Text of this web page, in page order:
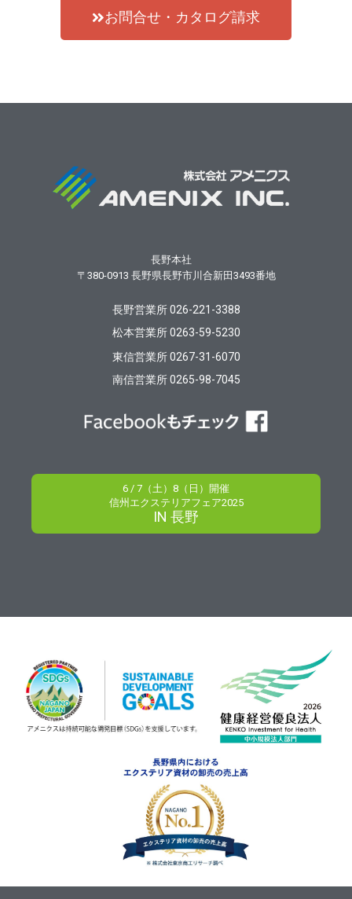
お問合せ・カタログ請求
長野本社
〒380-0913 長野県長野市川合新田3493番地
長野営業所 026-221-3388
松本営業所 0263-59-5230
東信営業所 0267-31-6070
南信営業所 0265-98-7045
6 / 7（土）8（日）開催
信州エクステリアフェア2025
IN 長野